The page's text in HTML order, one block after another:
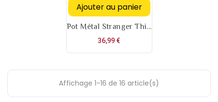
Ajouter au panier
Pot Métal Stranger Thi...
36,99 €Prix
Affichage 1-16 de 16 article(s)